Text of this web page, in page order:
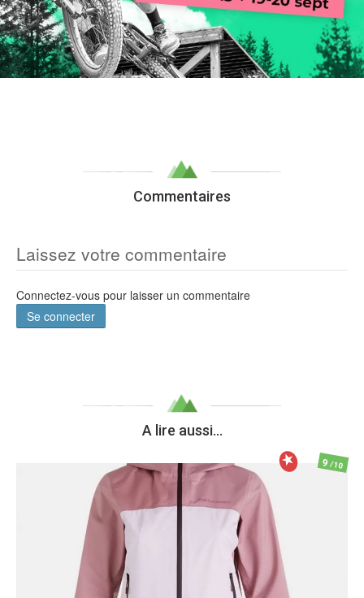
Commentaires
Laissez votre commentaire
Connectez-vous pour laisser un commentaire
Se connecter
A lire aussi...
9/10